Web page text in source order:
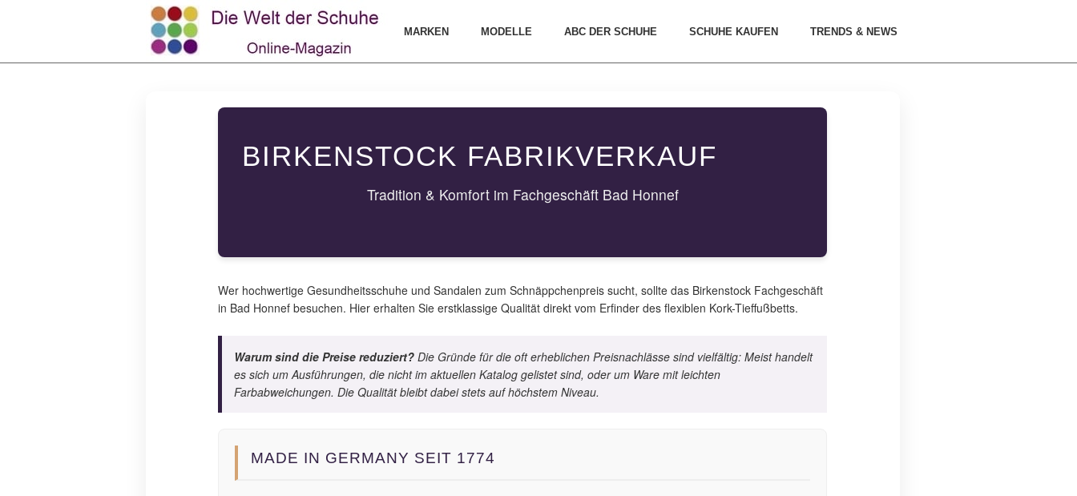
MARKEN MODELLE ABC DER SCHUHE SCHUHE KAUFEN TRENDS & NEWS
BIRKENSTOCK FABRIKVERKAUF
Tradition & Komfort im Fachgeschäft Bad Honnef
Wer hochwertige Gesundheitsschuhe und Sandalen zum Schnäppchenpreis sucht, sollte das Birkenstock Fachgeschäft
in Bad Honnef besuchen. Hier erhalten Sie erstklassige Qualität direkt vom Erfinder des flexiblen Kork-Tieffußbetts.
Warum sind die Preise reduziert? Die Gründe für die oft erheblichen Preisnachlässe sind vielfältig: Meist handelt
es sich um Ausführungen, die nicht im aktuellen Katalog gelistet sind, oder um Ware mit leichten
Farbabweichungen. Die Qualität bleibt dabei stets auf höchstem Niveau.
MADE IN GERMANY SEIT 1774